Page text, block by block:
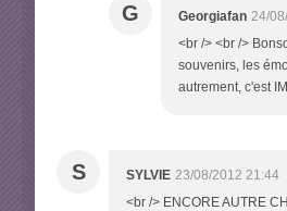
G Georgiafan 24/
<br /> <br />
souvenirs, les
autrement, c'est
S SYLVIE 23/08/2012 21:44
<br /> ENCORE AUTRE